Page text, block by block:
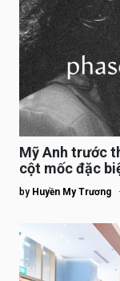
Mỹ Anh trước
cột mốc đặc
tế”
by Huyền My Trương